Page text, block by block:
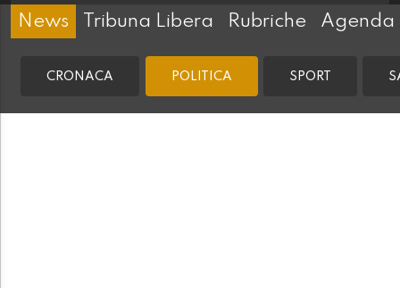
News Tribuna Libera Rubriche Agenda
CRONACA POLITICA SPORT